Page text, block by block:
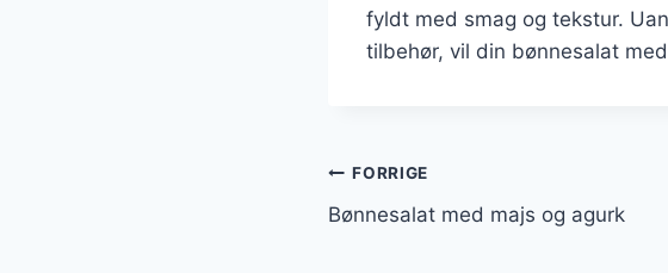
fyldt med smag og tekstur.
tilbehør, vil din bønnesalat
Indlægsnavigation
FORRIGE
Bønnesalat med majs og agurk